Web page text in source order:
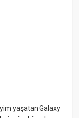
yaşatan Galaxy